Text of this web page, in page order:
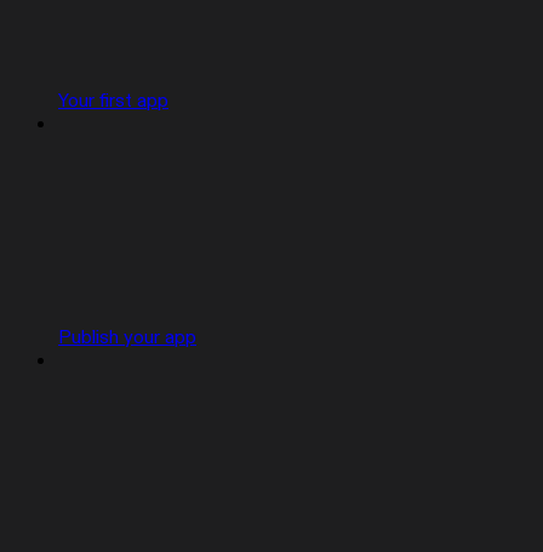
Your first app
Publish your app